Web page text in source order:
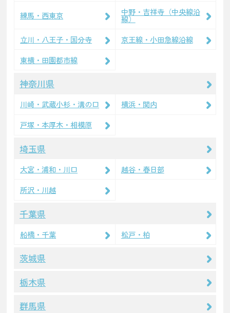
練馬・西東京 中野・吉祥寺（中央線沿
線）
立川・八王子・国分寺
京王線・小田急線沿線
東横・田園都市線
神奈川県
川崎・武蔵小杉・溝の口
横浜・関内
戸塚・本厚木・相模原
埼玉県
大宮・浦和・川口
越谷・春日部
所沢・川越
千葉県
船橋・千葉 松戸・柏
茨城県
栃木県
群馬県